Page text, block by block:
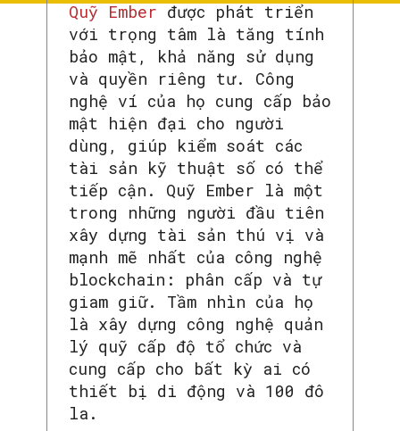
Quỹ Ember được phát triển
với trọng tâm là tăng tính
bảo mật, khả năng sử dụng
và quyền riêng tư. Công
nghệ ví của họ cung cấp bảo
mật hiện đại cho người
dùng, giúp kiểm soát các
tài sản kỹ thuật số có thể
tiếp cận. Quỹ Ember là một
trong những người đầu tiên
xây dựng tài sản thú vị và
mạnh mẽ nhất của công nghệ
blockchain: phân cấp và tự
giam giữ. Tầm nhìn của họ
là xây dựng công nghệ quản
lý quỹ cấp độ tổ chức và
cung cấp cho bất kỳ ai có
thiết bị di động và 100 đô
la.